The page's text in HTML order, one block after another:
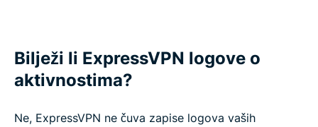
Bilježi li ExpressVPN logove o
aktivnostima?
Ne, ExpressVPN ne čuva zapise logova vaših